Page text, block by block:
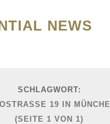
NEWS
SCHLAGWORT:
19 IN MÜNCHEN
(SEITE 1 VON 1)